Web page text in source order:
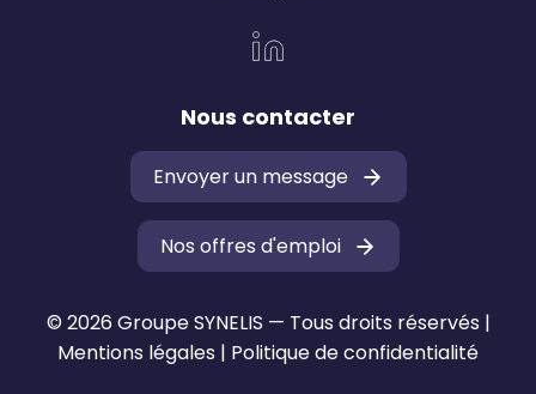
Nous contacter
Envoyer un message
Nos offres d'emploi
© 2026 Groupe SYNELIS — Tous droits réservés |
Mentions légales | Politique de confidentialité